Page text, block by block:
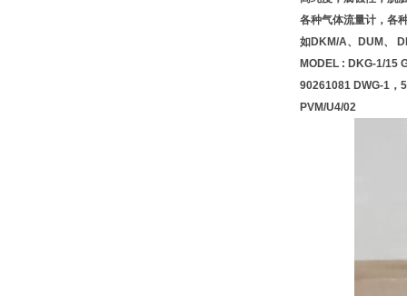
各种气体流量计，各
如DKM/A、DUM、
MODEL : DKG-1/15
90261081 DWG-1，5
PVM/U4/02